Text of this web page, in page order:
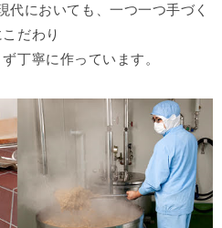
代においても、一つ一つ手づく
こだわり
丁寧に作っています。